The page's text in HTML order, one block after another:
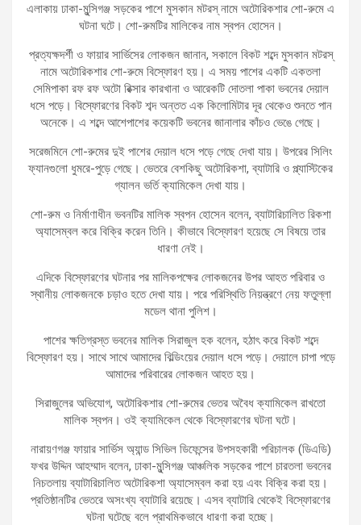
এলাকায় ঢাকা-মুন্সিগঞ্জ সড়কের পাশে মুসকান মটরস্ নামে অটোরিকশার শো-রুমে এ
ঘটনা ঘটে। শো-রুমটির মালিকের নাম স্বপন হোসেন।
প্রত্যক্ষদর্শী ও ফায়ার সার্ভিসের লোকজন জানান, সকালে বিকট শব্দে মুসকান মটরস্
নামে অটোরিকশার শো-রুমে বিস্ফোরণ হয়। এ সময় পাশের একটি একতলা
সেমিপাকা রফ রফ অটো রিক্সার কারখানা ও আরেকটি দোতলা পাকা ভবনের দেয়াল
ধসে পড়ে। বিস্ফোরণের বিকট শব্দ অন্তত এক কিলোমিটার দূর থেকেও শুনতে পান
অনেকে। এ শব্দে আশেপাশের কয়েকটি ভবনের জানালার কাঁচও ভেঙে গেছে।
সরেজমিনে শো-রুমের দুই পাশের দেয়াল ধসে পড়ে গেছে দেখা যায়। উপরের সিলিং
ফ্যানগুলো ধুমরে-পুড়ে গেছে। ভেতরে বেশকিছু অটোরিকশা, ব্যাটারি ও প্ল্যাস্টিকের
গ্যালন ভর্তি ক্যামিকেল দেখা যায়।
শো-রুম ও নির্মাণাধীন ভবনটির মালিক স্বপন হোসেন বলেন, ব্যাটারিচালিত রিকশা
অ্যাসেম্বল করে বিক্রি করেন তিনি। কীভাবে বিস্ফোরণ হয়েছে সে বিষয়ে তার
ধারণা নেই।
এদিকে বিস্ফোরণের ঘটনার পর মালিকপক্ষের লোকজনের উপর আহত পরিবার ও
স্থানীয় লোকজনকে চড়াও হতে দেখা যায়। পরে পরিস্থিতি নিয়ন্ত্রণে নেয় ফতুল্লা
মডেল থানা পুলিশ।
পাশের ক্ষতিগ্রস্ত ভবনের মালিক সিরাজুল হক বলেন, হঠাৎ করে বিকট শব্দে
বিস্ফোরণ হয়। সাথে সাথে আমাদের বিল্ডিংয়ের দেয়াল ধসে পড়ে। দেয়ালে চাপা পড়ে
আমাদের পরিবারের লোকজন আহত হয়।
সিরাজুলের অভিযোগ, অটোরিকশার শো-রুমের ভেতর অবৈধ ক্যামিকেল রাখতো
মালিক স্বপন। ওই ক্যামিকেল থেকে বিস্ফোরণের ঘটনা ঘটে।
নারায়ণগঞ্জ ফায়ার সার্ভিস অ্যান্ড সিভিল ডিফেন্সের উপসহকারী পরিচালক (ডিএডি)
ফখর উদ্দিন আহম্মাদ বলেন, ঢাকা-মুন্সিগঞ্জ আঞ্চলিক সড়কের পাশে চারতলা ভবনের
নিচতলায় ব্যাটারিচালিত অটোরিকশা অ্যাসেম্বল করা হয় এবং বিক্রি করা হয়।
প্রতিষ্ঠানটির ভেতরে অসংখ্য ব্যাটারি রয়েছে। এসব ব্যাটারি থেকেই বিস্ফোরণের
ঘটনা ঘটেছে বলে প্রাথমিকভাবে ধারণা করা হচ্ছে।